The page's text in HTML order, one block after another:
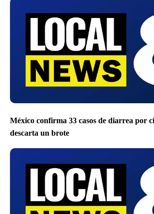
México confirma 33 casos de diarrea por
descarta un brote